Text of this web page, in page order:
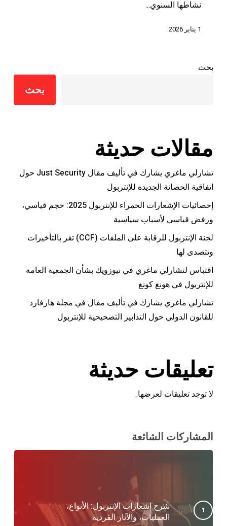
(CCF)
لعام
نشاطها السنوي...
1 يناير 2026
بحث
بحث
مقالات حديثة
تشارلي ماغري يشارك في تأليف مقال Just Security حول
اتفاقية الحصانة الجديدة للإنتربول
إحصائيات الإشعارات الحمراء للإنتربول 2025: حجم قياسي،
ورفض قياسي لأسباب سياسية
لجنة الإنتربول للرقابة على الملفات (CCF) تقر بالتأخيرات
وتتصدى لها
اقتباس لتشارلي ماغري في نيوزويك بشأن الجمعية العامة
للإنتربول في هونغ كونغ
تشارلي ماغري يشارك في تأليف مقال في مجلة هارفارد
للقانون الدولي حول التدابير التصحيحية للإنتربول
تعليقات حديثة
لا توجد تعليقات لعرضها.
المشاركات الشائعة
شرح إشعارات الإنتربول: الأنواع،
العمليات، والآثار الفردية